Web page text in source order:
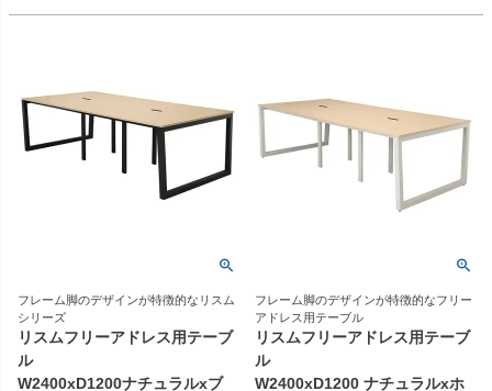
フレーム脚のデザインが特徴的なリスム
シリーズ
リスムフリーアドレス用テーブ
ル
W2400xD1200ナチュラルxブ
フレーム脚のデザインが特徴的なフリー
アドレス用テーブル
リスムフリーアドレス用テーブ
ル
W2400xD1200 ナチュラルxホ